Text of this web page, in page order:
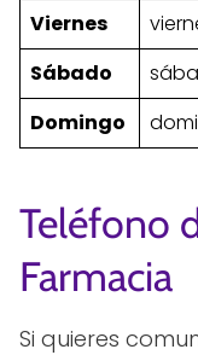
Viernes
Sábado
Domingo
Teléfono
Farmacia
Si quieres